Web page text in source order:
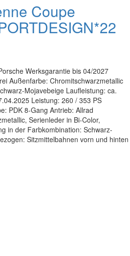
Coupe
Werksgarantie bis 04/2027
Außenfarbe: Chromitschwarzmetallic
Mojavebeige Laufleistung: ca.
Leistung: 260 / 353 PS
PDK 8-Gang Antrieb: Allrad
Serienleder in Bi-Color,
in der Farbkombination: Schwarz-
Sitzmittelbahnen vorn und hinten